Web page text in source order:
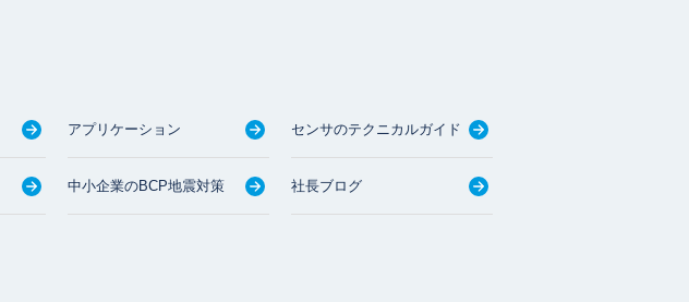
アプリケーション センサのテクニカルガイド
中小企業のBCP地震対策 社長ブログ